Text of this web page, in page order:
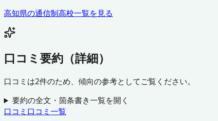
高知県の通信制高校一覧を見る
口コミ要約（詳細）
口コミは2件のため、傾向の参考としてご覧ください。
要約の全文・箇条書き一覧を開く
口コミ 口コミ一覧